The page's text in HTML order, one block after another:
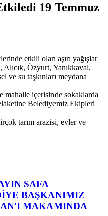
19 Temmuz
etkili olan aşırı yağışlar
Özyurt, Yanıkkaval,
ve su taşkınları meydana
mahalle içerisinde sokaklarda
Belediyemiz Ekipleri
tarım arazisi, evler ve
SAFA
BAŞKANIMIZ
MAKAMINDA